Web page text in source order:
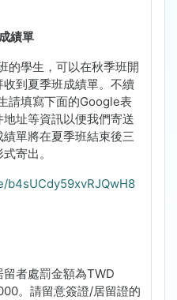
績單
的學生，可以在秋季班開
到夏季班成績單。不續
請填寫下面的Google表
址等資訊以便我們寄送
單將在夏季班結束後三
寄出。
b4sUCdy59xvRJQwH8
者處罰金額為TWD
。請留意簽證/居留證的